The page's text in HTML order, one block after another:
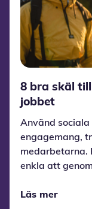
8 bra skäl
jobbet
Använd
engagemang,
medarbetarna.
enkla att
Läs mer